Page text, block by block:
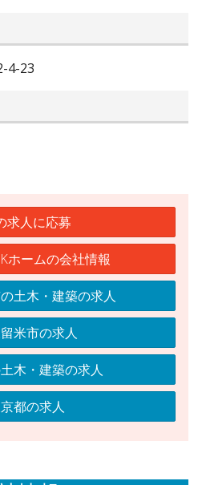
4-23
求人に応募
ホームの会社情報
土木・建築の求人
米市の求人
木・建築の求人
都の求人